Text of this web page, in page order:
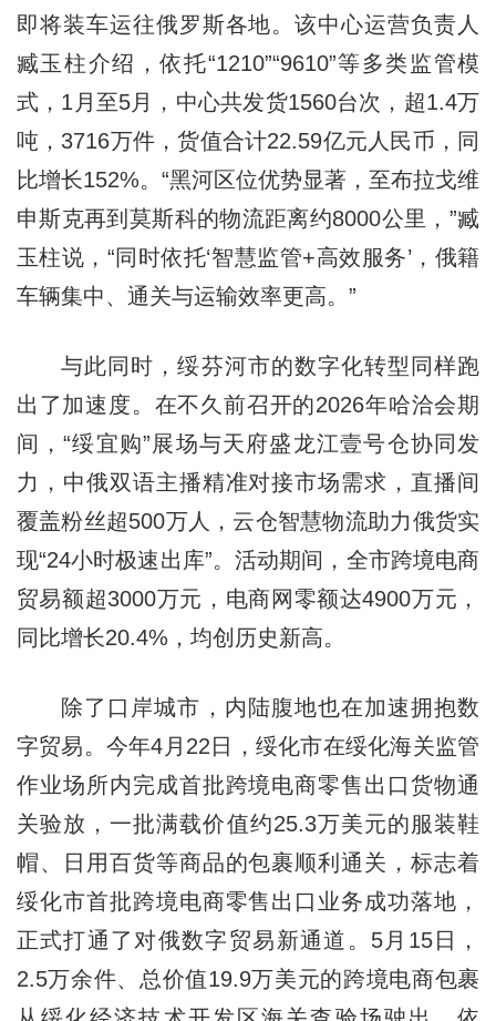
即将装车运往俄罗斯各地。该中心运营负责人
臧玉柱介绍，依托“1210”“9610”等多类监管模
式，1月至5月，中心共发货1560台次，超1.4万
吨，3716万件，货值合计22.59亿元人民币，同
比增长152%。“黑河区位优势显著，至布拉戈维
申斯克再到莫斯科的物流距离约8000公里，”臧
玉柱说，“同时依托‘智慧监管+高效服务’，俄籍
车辆集中、通关与运输效率更高。”
与此同时，绥芬河市的数字化转型同样跑
出了加速度。在不久前召开的2026年哈洽会期
间，“绥宜购”展场与天府盛龙江壹号仓协同发
力，中俄双语主播精准对接市场需求，直播间
覆盖粉丝超500万人，云仓智慧物流助力俄货实
现“24小时极速出库”。活动期间，全市跨境电商
贸易额超3000万元，电商网零额达4900万元，
同比增长20.4%，均创历史新高。
除了口岸城市，内陆腹地也在加速拥抱数
字贸易。今年4月22日，绥化市在绥化海关监管
作业场所内完成首批跨境电商零售出口货物通
关验放，一批满载价值约25.3万美元的服装鞋
帽、日用百货等商品的包裹顺利通关，标志着
绥化市首批跨境电商零售出口业务成功落地，
正式打通了对俄数字贸易新通道。5月15日，
2.5万余件、总价值19.9万美元的跨境电商包裹